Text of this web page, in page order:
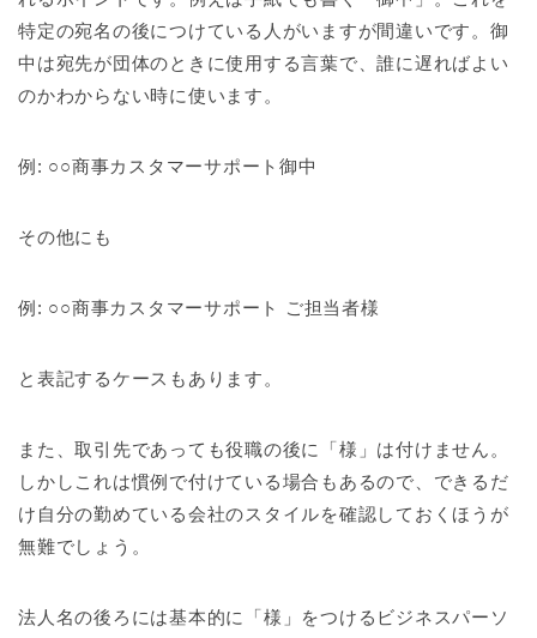
特定の宛名の後につけている人がいますが間違いです。御
中は宛先が団体のときに使用する言葉で、誰に遅ればよい
のかわからない時に使います。
例: ○○商事カスタマーサポート御中
その他にも
例: ○○商事カスタマーサポート ご担当者様
と表記するケースもあります。
また、取引先であっても役職の後に「様」は付けません。
しかしこれは慣例で付けている場合もあるので、できるだ
け自分の勤めている会社のスタイルを確認しておくほうが
無難でしょう。
法人名の後ろには基本的に「様」をつけるビジネスパーソ